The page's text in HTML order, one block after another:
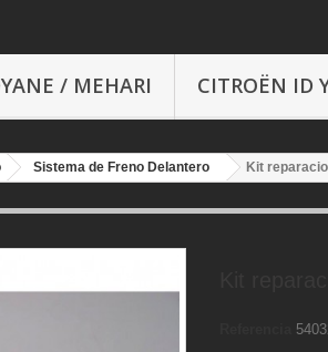
/ MEHARI CITROËN ID
Sistema de Freno Delantero Kit